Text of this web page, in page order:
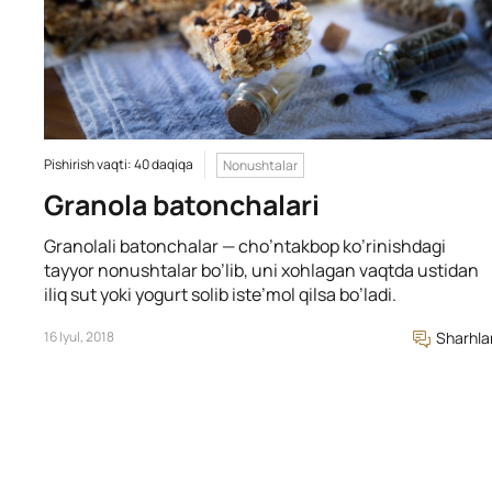
Pishirish vaqti: 40 daqiqa Nonushtalar
Granola batonchalari
Granolali batonchalar — cho’ntakbop ko’rinishdagi
tayyor nonushtalar bo’lib, uni xohlagan vaqtda ustidan
iliq sut yoki yogurt solib iste’mol qilsa bo’ladi.
16 Iyul, 2018